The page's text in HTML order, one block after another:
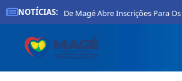
NOTÍCIAS:
Prefeitura De Magé Abre Inscrições Para Os